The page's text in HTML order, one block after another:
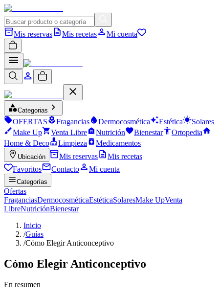
Mis reservas Mis recetas Mi cuenta
Categorias
OFERTAS Fragancias Dermocosmética Estética
Solares
Make Up
Venta Libre Nutrición Bienestar
Ortopedia
Home & Deco
Limpieza Medicamentos
Ubicación Mis reservas
Mis recetas
Favoritos
Contacto Mi cuenta
Categorías
Ofertas
FraganciasDermocosméticaEstéticaSolaresMake UpVenta
LibreNutriciónBienestar
Inicio
/Guías
/Cómo Elegir Anticonceptivo
Cómo Elegir Anticonceptivo
En resumen